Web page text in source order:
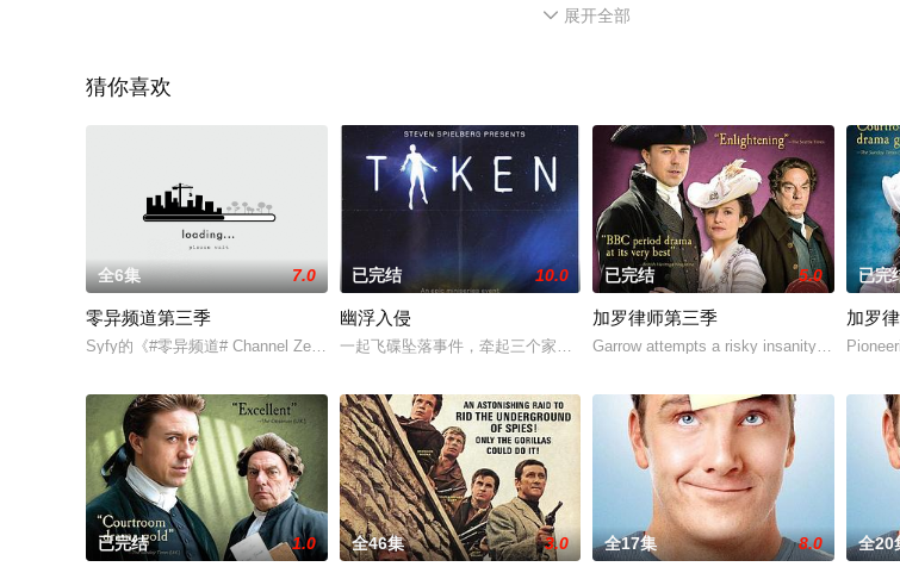
 展开全部
猜你喜欢
全6集 7.0
零异频道第三季
Syfy的《#零异频道# Channel Zero》早已续订第三及第四季，而电视台公布
已完结 10.0
幽浮入侵
一起飞碟坠落事件，牵起三个家族、四代人绵亘半个世纪的恩怨和悲欢离合。从
已完结 5.0
加罗律师第三季
Garrow attempts a risky insanity defense on
已完
加罗
已完结 1.0 全46集 3.0 全17集 8.0 全20